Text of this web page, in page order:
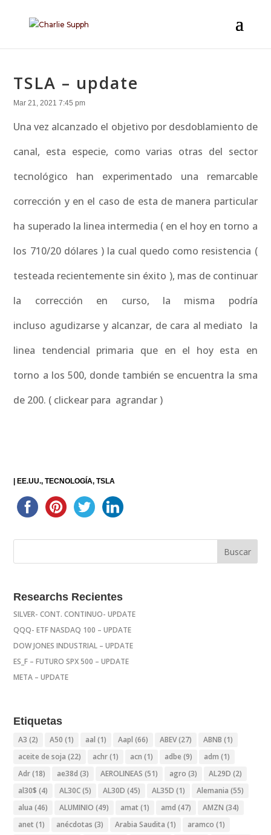
TSLA – update
Mar 21, 2021 7:45 pm
Una vez alcanzado el objetivo por desdoblamiento de
canal, esta especie, como varias otras del sector
tecnológico han experimentado una remarcable
corrección y en el caso de esta de manera particular
ha superado la linea intermedia ( en el hoy en torno a
los 710/20 dólares ) la cual quedo como resistencia (
testeada recientemente sin éxito ), mas de continuar
la corrección en curso, la misma podría
incluso agudizarse y alcanzar, de cara al mediato la
linea tendencial primaria que en el hoy esta en
torno a los 500, donde también se encuentra la sma
de 200. ( clickear para agrandar )
EE.UU. TECNOLOGÍA TSLA
Researchs Recientes
SILVER- CONT. CONTINUO- UPDATE
QQQ- ETF NASDAQ 100 – UPDATE
DOW JONES INDUSTRIAL – UPDATE
ES_F – FUTURO SPX 500 – UPDATE
META – UPDATE
Etiquetas
A3 (2) A50 (1) aal (1) Aapl (66) ABEV(27) ABNB (1)
aceite de soja (22) achr(1) acn (1) adbe (9) adm (1)
Adr(18) ae38d (3) AEROLINEAS (51) agro (3) AL29D (2)
al30$ (4) AL30C(5) AL30D (45) AL35D (1) Alemania (55)
alua (46) ALUMINIO (49) amat (1) amd (47) AMZN (34)
anet (1) anécdotas (3) Arabia Saudita (1) aramco (1)